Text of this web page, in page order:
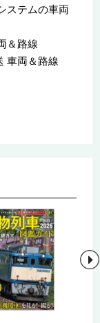
ステムの車両
＆路線
車両＆路線